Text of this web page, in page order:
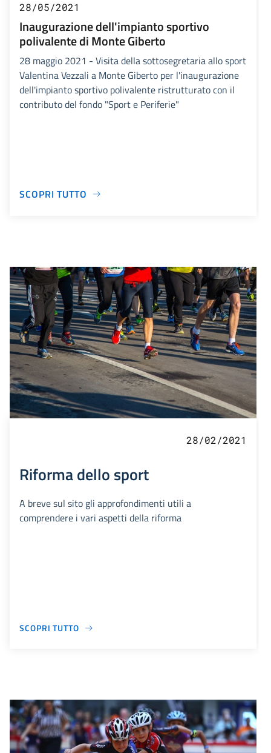
28/05/2021
Inaugurazione dell'impianto sportivo
polivalente di Monte Giberto
28 maggio 2021 - Visita della sottosegretaria allo sport
Valentina Vezzali a Monte Giberto per l'inaugurazione
dell'impianto sportivo polivalente ristrutturato con il
contributo del fondo "Sport e Periferie"
SCOPRI TUTTO
28/02/2021
Riforma dello sport
A breve sul sito gli approfondimenti utili a
comprendere i vari aspetti della riforma
SCOPRI TUTTO